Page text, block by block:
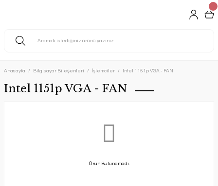
Anasayfa Bilgisayar Bileşenleri İşlemciler Intel 1151p VGA - FAN
Intel 1151p VGA - FAN
Ürün Bulunamadı.